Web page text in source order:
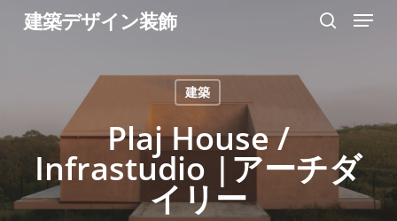
Skip建築デザイン装飾 Menu
建築
Plaj House /
Infrastudio |アーチダ
イリー